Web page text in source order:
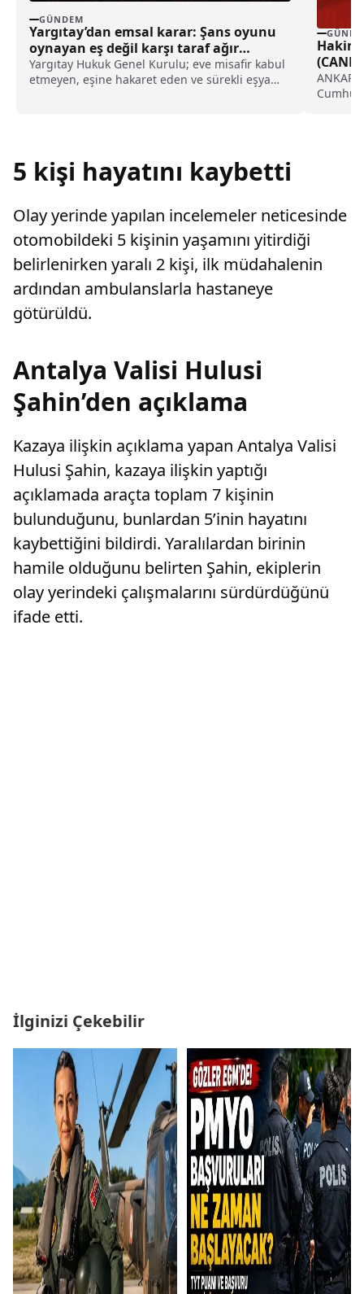
GÜNDEM
Yargıtay’dan emsal karar: Şans oyunu
oynayan eş değil karşı taraf ağır
kusurlu sayıldı
Yargıtay Hukuk Genel Kurulu; eve misafir kabul
etmeyen, eşine hakaret eden ve sürekli eşya
Hakim
(CANLI)
5 kişi hayatını kaybetti
Olay yerinde yapılan incelemeler neticesinde
otomobildeki 5 kişinin yaşamını yitirdiği
belirlenirken yaralı 2 kişi, ilk müdahalenin
ardından ambulanslarla hastaneye
götürüldü.
Antalya Valisi Hulusi
Şahin’den açıklama
Kazaya ilişkin açıklama yapan Antalya Valisi
Hulusi Şahin, kazaya ilişkin yaptığı
açıklamada araçta toplam 7 kişinin
bulunduğunu, bunlardan 5’inin hayatını
kaybettiğini bildirdi. Yaralılardan birinin
hamile olduğunu belirten Şahin, ekiplerin
olay yerindeki çalışmalarını sürdürdüğünü
ifade etti.
İlginizi Çekebilir